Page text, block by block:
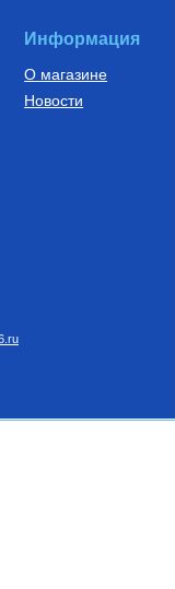
Руб.
Купить
канализационные
Информация
О магазине
Новости